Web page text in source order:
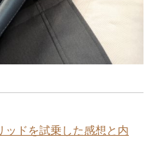
ッドを試乗した感想と内